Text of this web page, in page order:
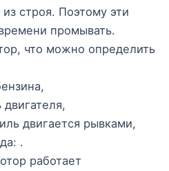
строя. Поэтому эти
промывать.
что можно определить
двигается рывками,
.
работает